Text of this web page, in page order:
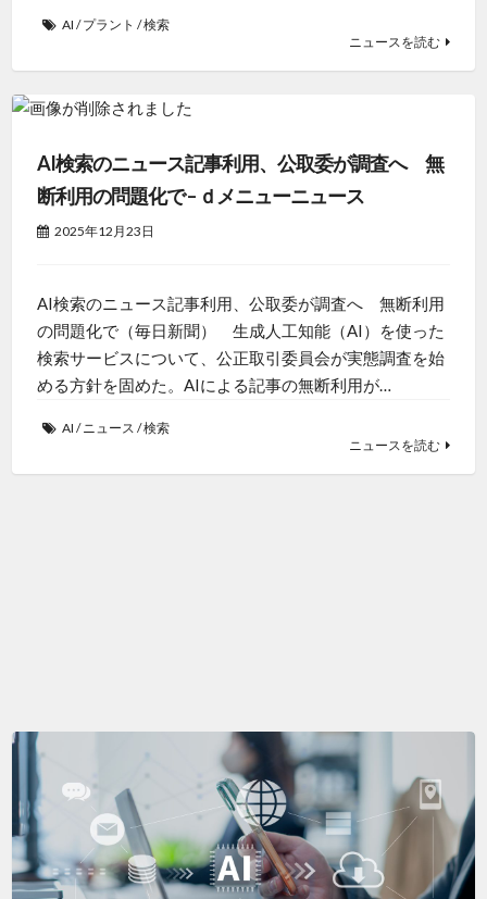
AI /プラント /検索
ニュースを読む
AI検索のニュース記事利用、公取委が調査へ 無
断利用の問題化で – ｄメニューニュース
2025年12月23日
AI検索のニュース記事利用、公取委が調査へ 無断利用
の問題化で（毎日新聞） 生成人工知能（AI）を使った
検索サービスについて、公正取引委員会が実態調査を始
める方針を固めた。AIによる記事の無断利用が…
AI / ニュース /検索
ニュースを読む